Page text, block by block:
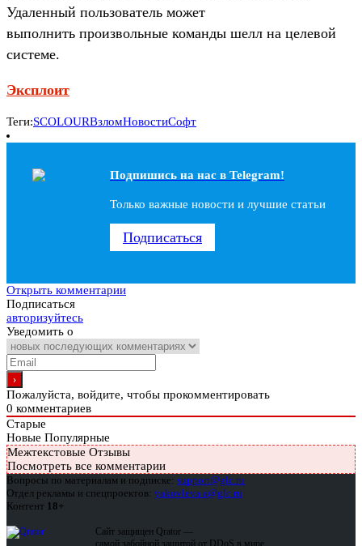
Удаленный пользователь может
выполнить произвольные команды шелл на целевой
системе.
Эксплоит
Теги:SCOLOURВзломНовостиСофт
Подпишись на наc в Telegram!
Только важные новости и лучшие статьи
Подписаться
Открыть комментарии
Подписаться
авторизуйтесь
Уведомить о
Пожалуйста, войдите, чтобы прокомментировать
0 комментариев
Старые
Новые Популярные
Межтекстовые Отзывы
Посмотреть все комментарии
Вопросы по материалам и подписке: support@glc.ru
Отдел рекламы и спецпроектов: yakovleva.a@glc.ru
Контент 18+
Сайт защищен Qrator —